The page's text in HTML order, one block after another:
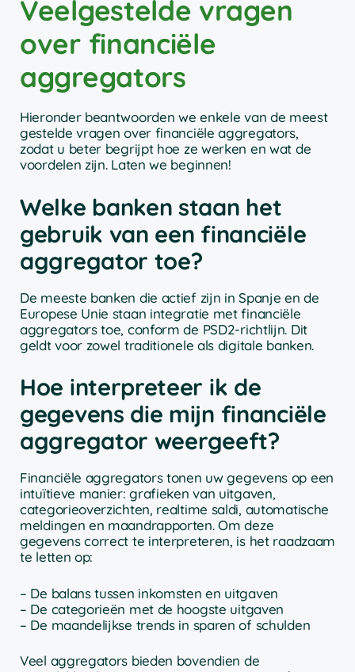
Veelgestelde vragen
over financiële
aggregators
Hieronder beantwoorden we enkele van de meest
gestelde vragen over financiële aggregators,
zodat u beter begrijpt hoe ze werken en wat de
voordelen zijn. Laten we beginnen!
Welke banken staan het
gebruik van een financiële
aggregator toe?
De meeste banken die actief zijn in Spanje en de
Europese Unie staan integratie met financiële
aggregators toe, conform de PSD2-richtlijn. Dit
geldt voor zowel traditionele als digitale banken.
Hoe interpreteer ik de
gegevens die mijn financiële
aggregator weergeeft?
Financiële aggregators tonen uw gegevens op een
intuïtieve manier: grafieken van uitgaven,
categorieoverzichten, realtime saldi, automatische
meldingen en maandrapporten. Om deze
gegevens correct te interpreteren, is het raadzaam
te letten op:
– De balans tussen inkomsten en uitgaven
– De categorieën met de hoogste uitgaven
– De maandelijkse trends in sparen of schulden
Veel aggregators bieden bovendien de